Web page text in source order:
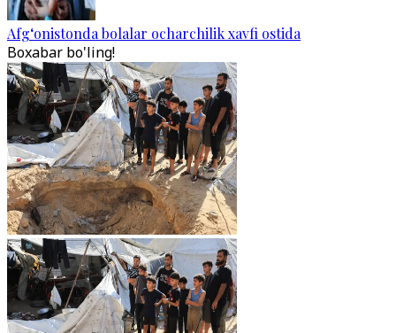
Afg‘onistonda bolalar ocharchilik xavfi ostida
Boxabar bo'ling!